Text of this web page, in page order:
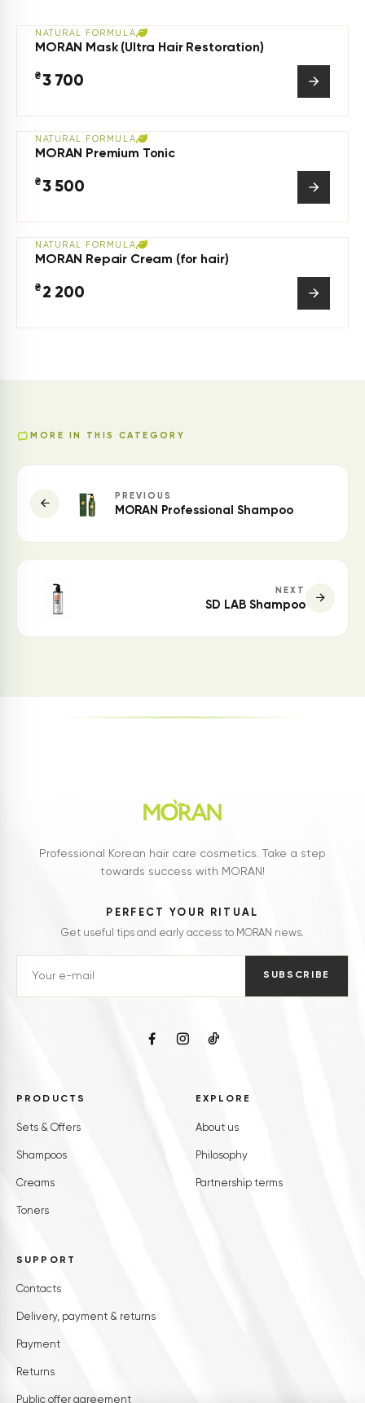
NATURAL FORMULA
MORAN Mask (Ultra Hair Restoration)
₴3 700
NATURAL FORMULA
MORAN Premium Tonic
₴3 500
NATURAL FORMULA
MORAN Repair Cream (for hair)
₴ 2 200
MORE IN THIS CATEGORY
PREVIOUS
MORAN Professional Shampoo
NEXT
SD LAB Shampoo
Professional Korean hair care cosmetics. Take a step
towards success with MORAN!
PERFECT YOUR RITUAL
Get useful tips and early access to MORAN news.
SUBSCRIBE
PRODUCTS
Sets & Offers
Shampoos
Creams
Toners
EXPLORE
About us
Philosophy
Partnership terms
SUPPORT
Contacts
Delivery, payment & returns
Payment
Returns
Public offer agreement